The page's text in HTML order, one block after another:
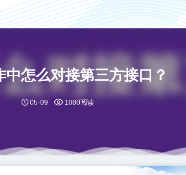
中怎么对接第三方接口？
05-09 1080阅读